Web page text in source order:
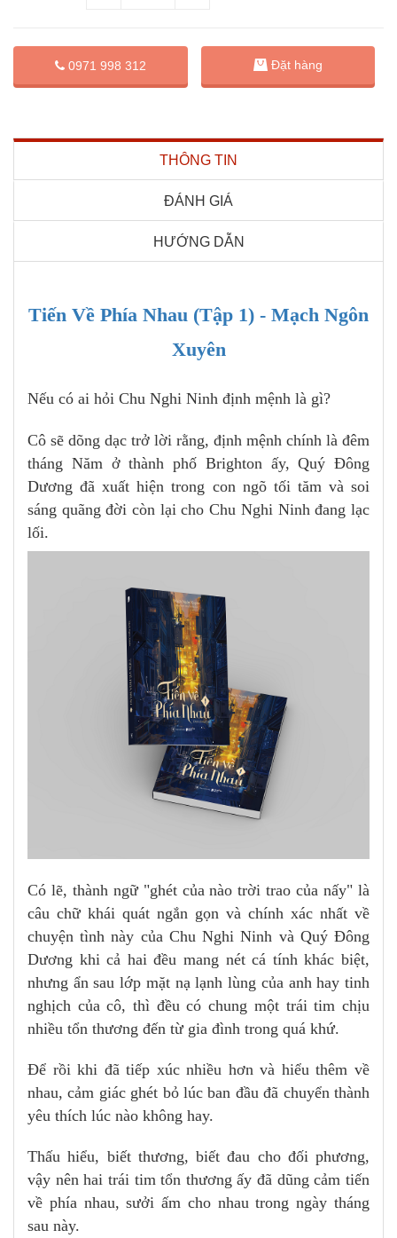
0971 998 312 Đặt hàng
THÔNG TIN
ĐÁNH GIÁ
HƯỚNG DẪN
Tiến Về Phía Nhau (Tập 1) - Mạch Ngôn
Xuyên
Nếu có ai hỏi Chu Nghi Ninh định mệnh là gì?
Cô sẽ dõng dạc trở lời rằng, định mệnh chính là đêm
tháng Năm ở thành phố Brighton ấy, Quý Đông
Dương đã xuất hiện trong con ngõ tối tăm và soi
sáng quãng đời còn lại cho Chu Nghi Ninh đang lạc
lối.
Có lẽ, thành ngữ "ghét của nào trời trao của nấy" là
câu chữ khái quát ngắn gọn và chính xác nhất về
chuyện tình này của Chu Nghi Ninh và Quý Đông
Dương khi cả hai đều mang nét cá tính khác biệt,
nhưng ẩn sau lớp mặt nạ lạnh lùng của anh hay tinh
nghịch của cô, thì đều có chung một trái tim chịu
nhiều tổn thương đến từ gia đình trong quá khứ.
Để rồi khi đã tiếp xúc nhiều hơn và hiểu thêm về
nhau, cảm giác ghét bỏ lúc ban đầu đã chuyển thành
yêu thích lúc nào không hay.
Thấu hiểu, biết thương, biết đau cho đối phương,
vậy nên hai trái tim tổn thương ấy đã dũng cảm tiến
về phía nhau, sưởi ấm cho nhau trong ngày tháng
sau này.